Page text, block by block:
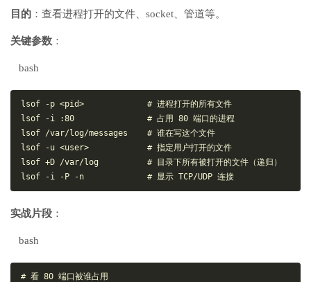
目的 ：查看进程打开的文件、socket、管道等。
关键参数 ：
bash
lsof -p <pid>             # 进程打开的所有文件
lsof -i :80               # 占用 80 端口的进程
lsof /var/log/messages    # 谁在写这个文件
lsof -u <user>            # 指定用户打开的文件
lsof +D /var/log          # 目录下所有被打开的文件（递归）
实战片段 ：
bash
# 看 80 端口被谁占用